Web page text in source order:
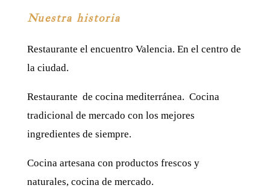
Nuestra historia
Restaurante el encuentro Valencia. En el centro de
la ciudad.
Restaurante de cocina mediterránea. Cocina
tradicional de mercado con los mejores
ingredientes de siempre.
Cocina artesana con productos frescos y
naturales, cocina de mercado.